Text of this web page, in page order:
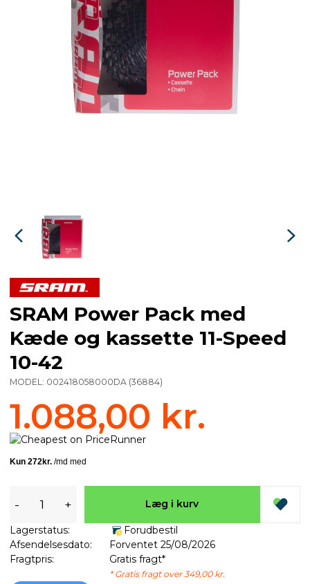
SRAM Power Pack med
Kæde og kassette 11-Speed
10-42
MODEL: 002418058000DA (36884)
1.088,00 kr.
- + Læg i kurv
Lagerstatus:
Forudbestil
Afsendelsesdato:
Forventet 25/08/2026
Fragtpris:
Gratis fragt*
* Gratis fragt over 349,00 kr.